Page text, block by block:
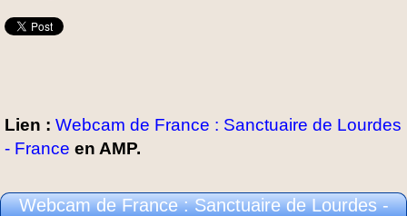
Lien : Webcam de France : Sanctuaire de Lourdes
- France en AMP.
Webcam de France : Sanctuaire de Lourdes -